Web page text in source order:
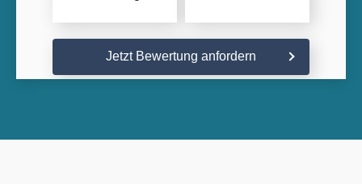
Jetzt Bewertung anfordern